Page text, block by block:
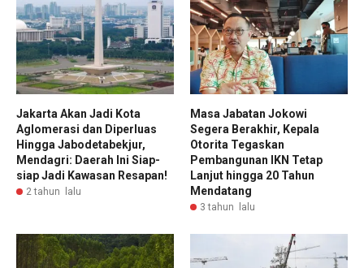
Jakarta Akan Jadi Kota
Aglomerasi dan Diperluas
Hingga Jabodetabekjur,
Mendagri: Daerah Ini Siap-
siap Jadi Kawasan Resapan!
2 tahun lalu
Masa Jabatan Jokowi
Segera Berakhir, Kepala
Otorita Tegaskan
Pembangunan IKN Tetap
Lanjut hingga 20 Tahun
Mendatang
3 tahun lalu